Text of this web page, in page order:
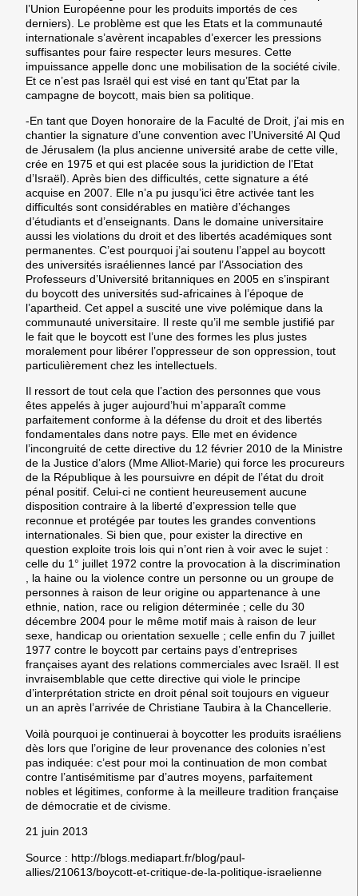
l’Union Européenne pour les produits importés de ces
derniers). Le problème est que les Etats et la communauté
internationale s’avèrent incapables d’exercer les pressions
suffisantes pour faire respecter leurs mesures. Cette
impuissance appelle donc une mobilisation de la société civile.
Et ce n’est pas Israël qui est visé en tant qu’Etat par la
campagne de boycott, mais bien sa politique.
-En tant que Doyen honoraire de la Faculté de Droit, j’ai mis en
chantier la signature d’une convention avec l’Université Al Qud
de Jérusalem (la plus ancienne université arabe de cette ville,
crée en 1975 et qui est placée sous la juridiction de l’Etat
d’Israël). Après bien des difficultés, cette signature a été
acquise en 2007. Elle n’a pu jusqu’ici être activée tant les
difficultés sont considérables en matière d’échanges
d’étudiants et d’enseignants. Dans le domaine universitaire
aussi les violations du droit et des libertés académiques sont
permanentes. C’est pourquoi j’ai soutenu l’appel au boycott
des universités israéliennes lancé par l’Association des
Professeurs d’Université britanniques en 2005 en s’inspirant
du boycott des universités sud-africaines à l’époque de
l’apartheid. Cet appel a suscité une vive polémique dans la
communauté universitaire. Il reste qu’il me semble justifié par
le fait que le boycott est l’une des formes les plus justes
moralement pour libérer l’oppresseur de son oppression, tout
particulièrement chez les intellectuels.
Il ressort de tout cela que l’action des personnes que vous
êtes appelés à juger aujourd’hui m’apparaît comme
parfaitement conforme à la défense du droit et des libertés
fondamentales dans notre pays. Elle met en évidence
l’incongruité de cette directive du 12 février 2010 de la Ministre
de la Justice d’alors (Mme Alliot-Marie) qui force les procureurs
de la République à les poursuivre en dépit de l’état du droit
pénal positif. Celui-ci ne contient heureusement aucune
disposition contraire à la liberté d’expression telle que
reconnue et protégée par toutes les grandes conventions
internationales. Si bien que, pour exister la directive en
question exploite trois lois qui n’ont rien à voir avec le sujet :
celle du 1° juillet 1972 contre la provocation à la discrimination
, la haine ou la violence contre un personne ou un groupe de
personnes à raison de leur origine ou appartenance à une
ethnie, nation, race ou religion déterminée ; celle du 30
décembre 2004 pour le même motif mais à raison de leur
sexe, handicap ou orientation sexuelle ; celle enfin du 7 juillet
1977 contre le boycott par certains pays d’entreprises
françaises ayant des relations commerciales avec Israël. Il est
invraisemblable que cette directive qui viole le principe
d’interprétation stricte en droit pénal soit toujours en vigueur
un an après l’arrivée de Christiane Taubira à la Chancellerie.
Voilà pourquoi je continuerai à boycotter les produits israéliens
dès lors que l’origine de leur provenance des colonies n’est
pas indiquée: c’est pour moi la continuation de mon combat
contre l’antisémitisme par d’autres moyens, parfaitement
nobles et légitimes, conforme à la meilleure tradition française
de démocratie et de civisme.
21 juin 2013
Source : http://blogs.mediapart.fr/blog/paul-
allies/210613/boycott-et-critique-de-la-politique-israelienne